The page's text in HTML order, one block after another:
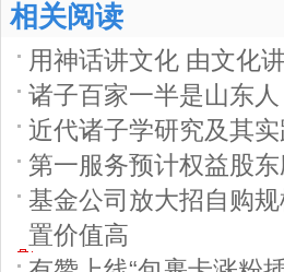
相关阅读
用神话讲文化 由文化
诸子百家一半是山东
近代诸子学研究及其
第一服务预计权益股
基金公司放大招自购
置价值高